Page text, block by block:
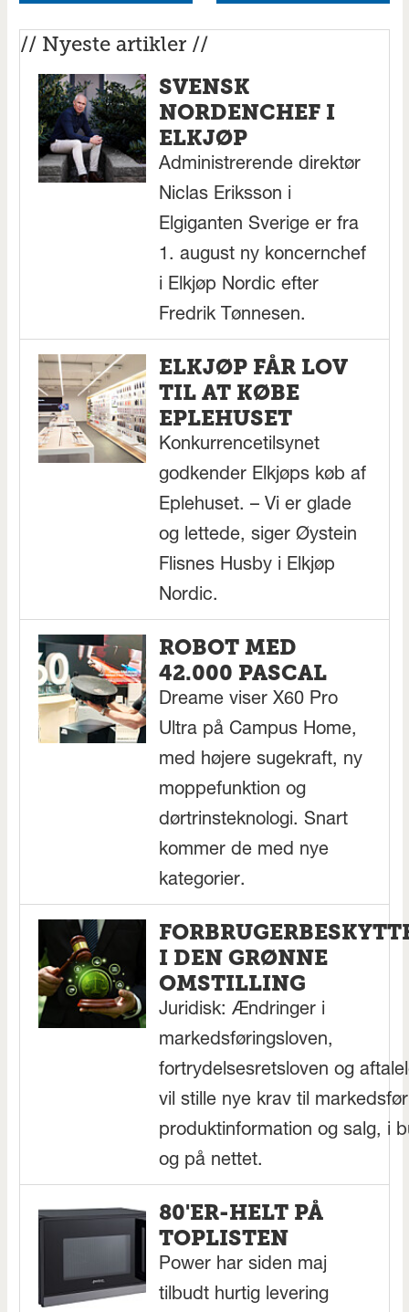
// Nyeste artikler //
SVENSK
NORDENCHEF I
ELKJØP
Administrerende direktør
Niclas Eriksson i
Elgiganten Sverige er fra
1. august ny koncernchef
i Elkjøp Nordic efter
Fredrik Tønnesen.
ELKJØP FÅR LOV
TIL AT KØBE
EPLEHUSET
Konkurrencetilsynet
godkender Elkjøps køb af
Eplehuset. – Vi er glade
og lettede, siger Øystein
Flisnes Husby i Elkjøp
Nordic.
ROBOT MED
42.000 PASCAL
Dreame viser X60 Pro
Ultra på Campus Home,
med højere sugekraft, ny
moppefunktion og
dørtrinsteknologi. Snart
kommer de med nye
kategorier.
I DEN GRØNNE
OMSTILLING
Juridisk: Ændringer i
markedsføringsloven,
fortrydelsesretsloven og
vil stille nye krav til
produktinformation og salg, i
og på nettet.
80'ER-HELT PÅ
TOPLISTEN
Power har siden maj
tilbudt hurtig levering